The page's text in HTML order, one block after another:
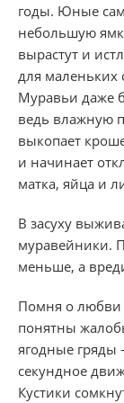
годы. Юные
небольшую
вырастут и
для маленьких
Муравьи даже
ведь влажную
выкопает
и начинает
матка, яйца и
В засуху
муравейники.
меньше, а
Помня о любви
понятны
ягодные
секундное
Кустики